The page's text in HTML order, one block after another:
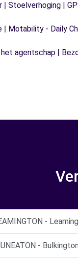
| Stoelverhoging |
| Motability - Daily
agentschap |
-
-